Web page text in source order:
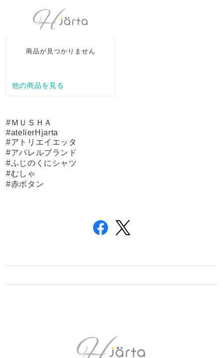
#ＭＵＳＨＡ
#atelierHjarta
#アトリエイエッタ
#アパレルブランド
#ふじのくにシャツ
#むしゃ
#赤ボタン